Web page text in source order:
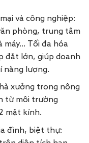
và công nghiệp:
phòng, trung tâm
máy… Tối đa hóa
đặt lớn, giúp doanh
năng lượng.
xưởng trong nông
từ môi trường
mặt kính.
đình, biệt thự: